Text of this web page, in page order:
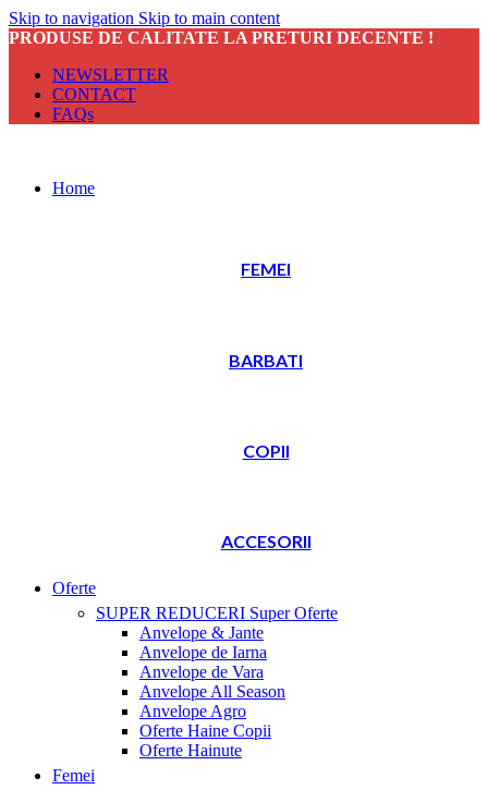
Skip to navigation Skip to main content
PRODUSE DE CALITATE LA PRETURI DECENTE !
NEWSLETTER
CONTACT
FAQs
Home
FEMEI
BARBATI
COPII
ACCESORII
Oferte
SUPER REDUCERI Super Oferte
Anvelope & Jante
Anvelope de Iarna
Anvelope de Vara
Anvelope All Season
Anvelope Agro
Oferte Haine Copii
Oferte Hainute
Femei